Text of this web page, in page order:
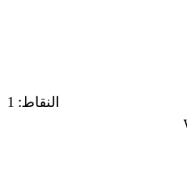
النقاط: 1